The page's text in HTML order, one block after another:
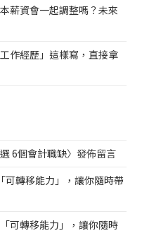
薪資會一起調整嗎？未來
作經歷」這樣寫，直接拿
6個會計職缺〉發佈留言
可轉移能力」，讓你隨時帶
可轉移能力」，讓你隨時